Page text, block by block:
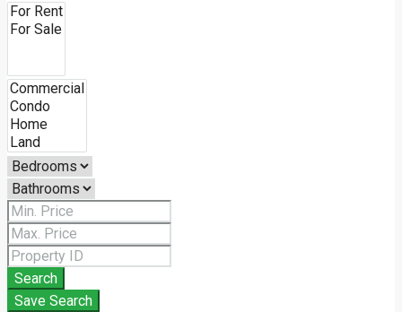
Search
Save Search